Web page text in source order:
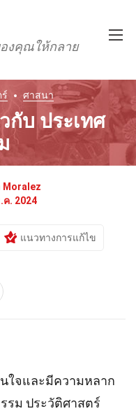
งคุณให้กลาย
ศาสนา
กับ ประเทศ
Moralez
ค. 2024
แนวทางการแก้ไข
ใจและมีความหลาก
รม ประวัติศาสตร์